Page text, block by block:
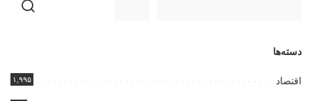
دسته‌ها
اقتصاد ۱,۹۹۵